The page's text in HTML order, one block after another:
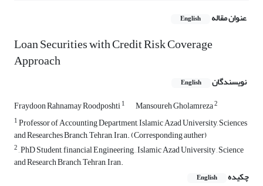
عنوان مقاله English
Loan Securities with Credit Risk Coverage
Approach
نویسندگان English
Fraydoon Rahnamay Roodposhti1 Mansoureh Gholamreza2
1Professor of Accounting Department, Islamic Azad University, Sciences
and Researches Branch, Tehran, Iran. (Corresponding auther)
2, PhD Student, financial Engineering, , Islamic Azad University , Science
and Research Branch, Tehran, Iran.
چکیده
English